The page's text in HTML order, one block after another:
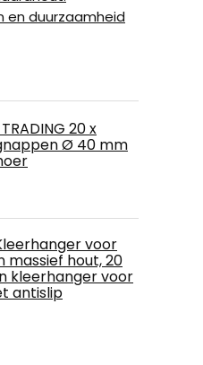
en duurzaamheid
20 x
Ø 40 mm
voor
massief hout, 20
kleerhanger voor
antislip